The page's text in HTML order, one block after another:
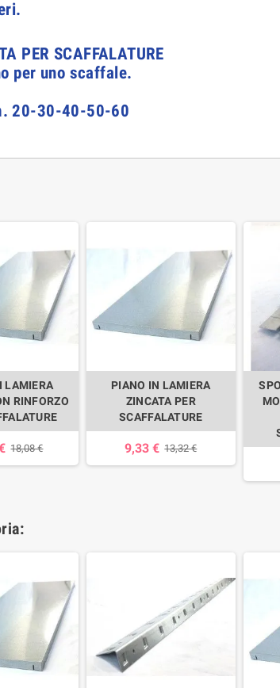
PER SCAFFALATURE
per uno scaffale.
20-30-40-50-60
LAMIERA
RINFORZO
18,08 €
PIANO IN LAMIERA
ZINCATA PER
SCAFFALATURE
9,33 € 13,32 €